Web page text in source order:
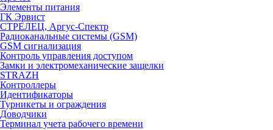
Элементы питания
ГК Эрвист
СТРЕЛЕЦ, Аргус-Спектр
Радиоканальные системы (GSM)
GSM сигнализация
Контроль управления доступом
Замки и электромеханические защелки
STRAZH
Контроллеры
Идентификаторы
Турникеты и ограждения
Доводчики
Терминал учета рабочего времени